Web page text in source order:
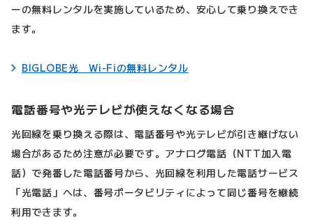
ーの無料レンタルを実施しているため、安心して乗り換えでき
ます。
BIGLOBE光 Wi-Fiの無料レンタル
電話番号や光テレビが使えなくなる場合
光回線を乗り換える際は、電話番号や光テレビが引き継げない
場合があるため注意が必要です。アナログ電話（NTT加入電
話）で発番した電話番号から、光回線を利用した電話サービス
「光電話」へは、番号ポータビリティによって同じ番号を継続
利用できます。